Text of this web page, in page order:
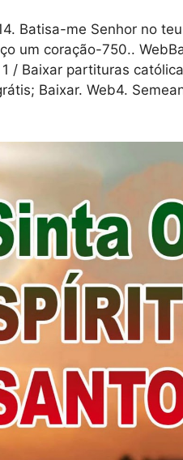
Batisa-me Senhor no
um coração-750..
/ Baixar partituras
Baixar. Web4.